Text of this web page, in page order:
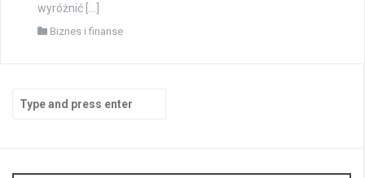
wyróżnić […]
Biznes i finanse
Search
for: